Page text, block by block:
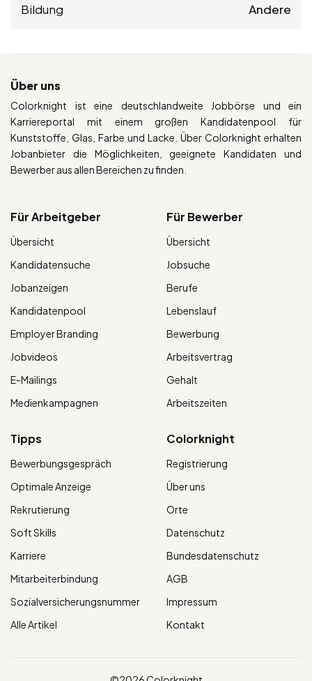
Bildung Andere
Über uns
Colorknight ist eine deutschlandweite Jobbörse und ein
Karriereportal mit einem großen Kandidatenpool für
Kunststoffe, Glas, Farbe und Lacke. Über Colorknight erhalten
Jobanbieter die Möglichkeiten, geeignete Kandidaten und
Bewerber aus allen Bereichen zu finden.
Für Arbeitgeber
Übersicht
Kandidatensuche
Jobanzeigen
Kandidatenpool
Employer Branding
Jobvideos
E-Mailings
Medienkampagnen
Für Bewerber
Übersicht
Jobsuche
Berufe
Lebenslauf
Bewerbung
Arbeitsvertrag
Gehalt
Arbeitszeiten
Tipps
Bewerbungsgespräch
Optimale Anzeige
Rekrutierung
Soft Skills
Karriere
Mitarbeiterbindung
Sozialversicherungsnummer
Alle Artikel
Colorknight
Registrierung
Über uns
Orte
Datenschutz
Bundesdatenschutz
AGB
Impressum
Kontakt